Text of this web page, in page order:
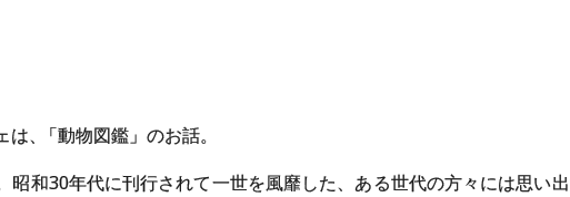
は、
「動物図鑑」のお話。
昭和30年代に刊行されて一世を風靡した、ある世代の方々には思い